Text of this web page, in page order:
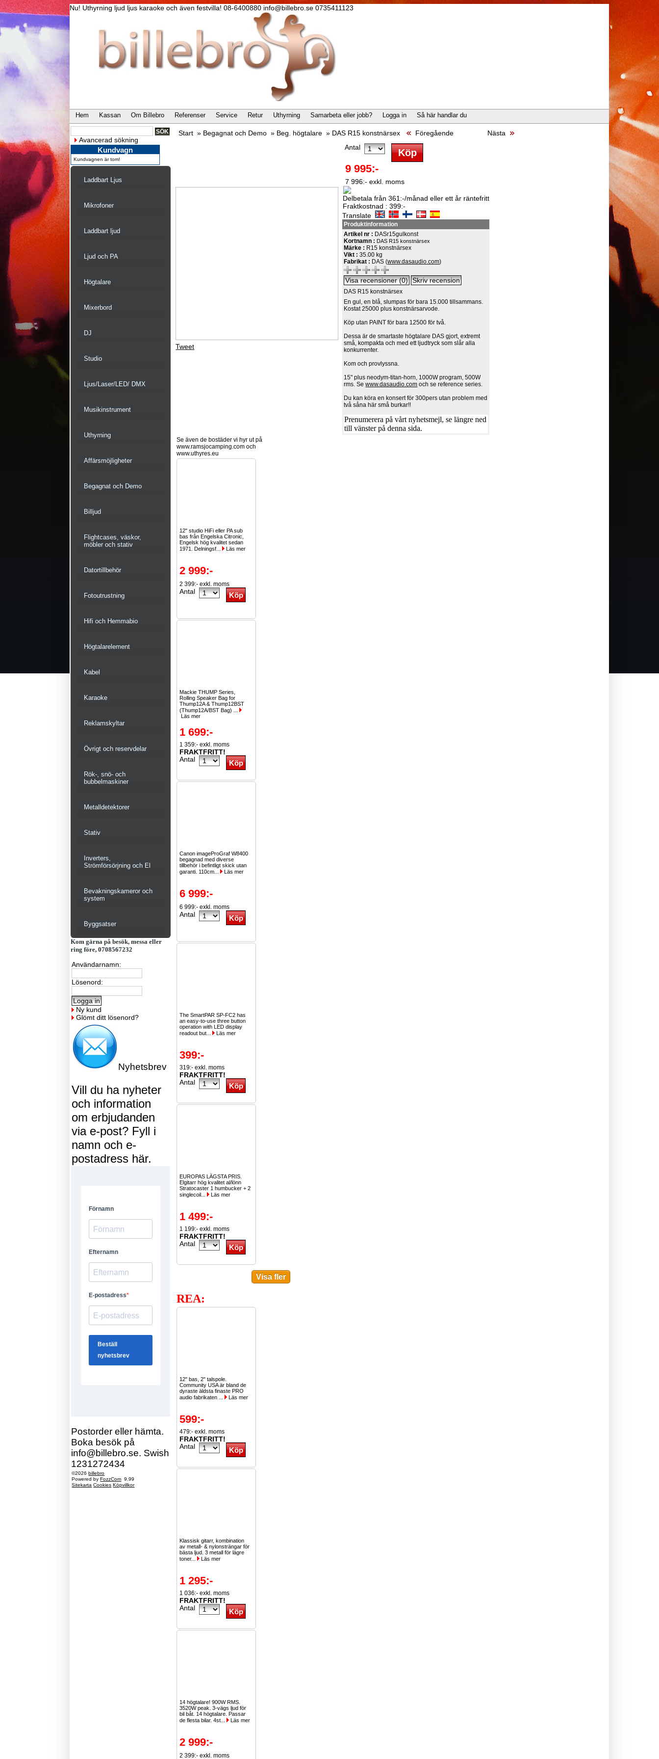
Nu! Uthyrning ljud ljus karaoke och även festvilla! 08-6400880 info@billebro.se 0735411123
Hem Kassan Om Billebro Referenser Service Retur Uthyrning Samarbeta eller jobb? Logga in Så här handlar du
Avancerad sökning
Kundvagn
Kundvagnen är tom!
Laddbart Ljus
Mikrofoner
Laddbart ljud
Ljud och PA
Högtalare
Mixerbord
DJ
Studio
Ljus/Laser/LED/ DMX
Musikinstrument
Uthyrning
Affärsmöjligheter
Begagnat och Demo
Billjud
Flightcases, väskor,
möbler och stativ
Datortillbehör
Fotoutrustning
Hifi och Hemmabio
Högtalarelement
Kabel
Karaoke
Reklamskyltar
Övrigt och reservdelar
Rök-, snö- och
bubbelmaskiner
Metalldetektorer
Stativ
Inverters,
Strömförsörjning och El
Bevakningskameror och
system
Byggsatser
Kom gärna på besök, messa eller
ring före, 0708567232
Användarnamn:
Lösenord:
Ny kund
Glömt ditt lösenord?
Nyhetsbrev
Vill du ha nyheter
och information
om erbjudanden
via e-post? Fyll i
namn och e-
postadress här.
Postorder eller hämta.
Boka besök på
info@billebro.se. Swish
1231272434
©2026billebro
Powered byFozzCom 9.99
Sitekarta Cookies Köpvillkor
Start » Begagnat och Demo » Beg. högtalare » DAS R15 konstnärsex Föregående Nästa
Tweet
Antal
9 995:-
7 996:- exkl. moms
Delbetala från 361:-/månad eller ett år räntefritt
Fraktkostnad : 399:-
Translate
Produktinformation
Artikel nr : DASr15gulkonst
Kortnamn : DAS R15 konstnärsex
Märke : R15 konstnärsex
Vikt :35.00 kg
Fabrikat : DAS (www.dasaudio.com)
DAS R15 konstnärsex
En gul, en blå, slumpas för bara 15.000 tillsammans.
Kostat 25000 plus konstnärsarvode.
Köp utan PAINT för bara 12500 för två.
Dessa är de smartaste högtalare DAS gjort, extremt
små, kompakta och med ett ljudtryck som slår alla
konkurrenter.
Kom och provlyssna.
15" plus neodym-titan-horn, 1000W program, 500W
rms. Sewww.dasaudio.com och se reference series.
Du kan köra en konsert för 300pers utan problem med
två såna här små burkar!!
Prenumerera på vårt nyhetsmejl, se längre ned
till vänster på denna sida.
Se även de bostäder vi hyr ut på
www.ramsjocamping.com och
www.uthyres.eu
12" studio HiFi eller PA sub
bas från Engelska Citronic,
Engelsk hög kvalitet sedan
1971. Delningsf...
Läs mer
2 999:-
2 399:- exkl. moms
Antal
Mackie THUMP Series,
Rolling Speaker Bag for
Thump12A & Thump12BST
(Thump12A/BST Bag) ...
Läs mer
1 699:-
1 359:- exkl. moms
FRAKTFRITT!
Antal
Canon imageProGraf W8400
begagnad med diverse
tillbehör i befintligt skick utan
garanti. 110cm...
Läs mer
6 999:-
6 999:- exkl. moms
Antal
The SmartPAR SP-FC2 has
an easy-to-use three button
operation with LED display
readout but...
Läs mer
399:-
319:- exkl. moms
FRAKTFRITT!
Antal
EUROPAS LÄGSTA PRIS.
Elgitarr hög kvalitet al/lönn
Stratocaster 1 humbucker + 2
singlecoil...
Läs mer
1 499:-
1 199:- exkl. moms
FRAKTFRITT!
Antal
REA:
12" bas, 2" talspole.
Community USA är bland de
dyraste äldsta finaste PRO
audio fabrikaten ...
Läs mer
599:-
479:- exkl. moms
FRAKTFRITT!
Antal
Klassisk gitarr, kombination
av metall- & nylonsträngar för
bästa ljud. 3 metall för lägre
toner...
Läs mer
1 295:-
1 036:- exkl. moms
FRAKTFRITT!
Antal
14 högtalare! 900W RMS.
3520W peak. 3-vägs ljud för
bil båt. 14 högtalare. Passar
de flesta bilar. 4st...
Läs mer
2 999:-
2 399:- exkl. moms